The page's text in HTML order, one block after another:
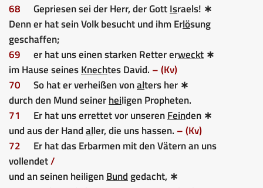
68 Gepriesen sei der Herr, der GottIsraels! ∗
Denn er hat sein Volk besucht und ihm Erlösung
geschaffen;
69
er hat uns einen starken Retter erweckt ∗
im Hause seinesKnechtes David. – (Kv)
70
So hat er verheißen vonalters her ∗
durch den Mund seinerheiligen Propheten.
71
Er hat uns errettet vor unserenFeinden ∗
und aus der Handaller, die uns hassen. – (Kv)
72
Er hat das Erbarmen mit den Vätern an uns
vollendet/
und an seinen heiligenBundgedacht, ∗